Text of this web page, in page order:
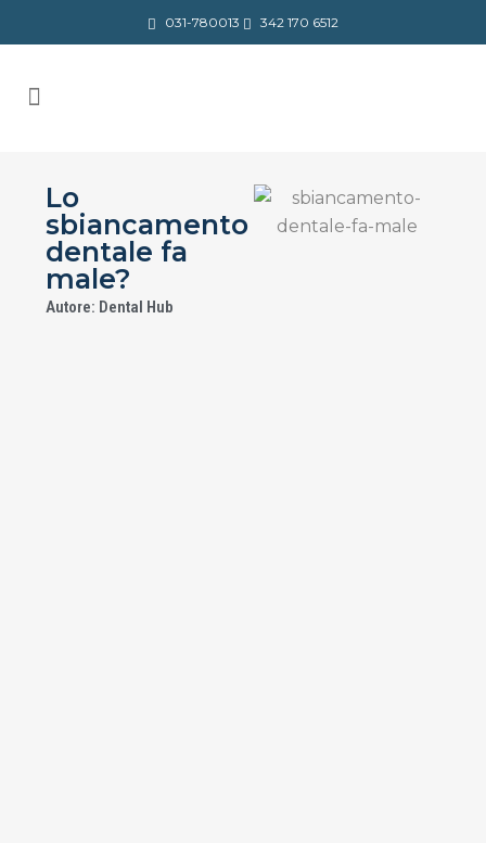
031-780013 342 170 6512
Lo
sbiancamento
dentale fa
male?
Autore: Dental Hub